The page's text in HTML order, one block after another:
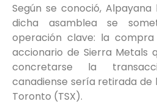
Según se conoció,
dicha asamblea se
operación clave: la
accionario de Sierra Metals
concretarse la
canadiense sería retirada de
Toronto (TSX).